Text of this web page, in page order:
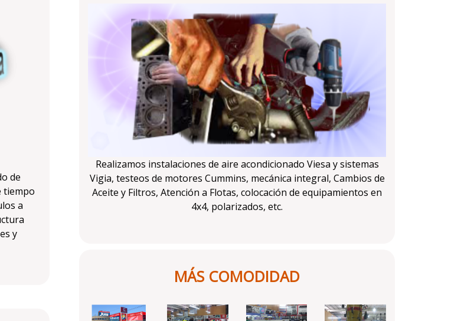
de
tiempo
a
y
Realizamos instalaciones de aire acondicionado Viesa y sistemas
Vigia, testeos de motores Cummins, mecánica integral, Cambios de
Aceite y Filtros, Atención a Flotas, colocación de equipamientos en
4x4, polarizados, etc.
MÁS COMODIDAD